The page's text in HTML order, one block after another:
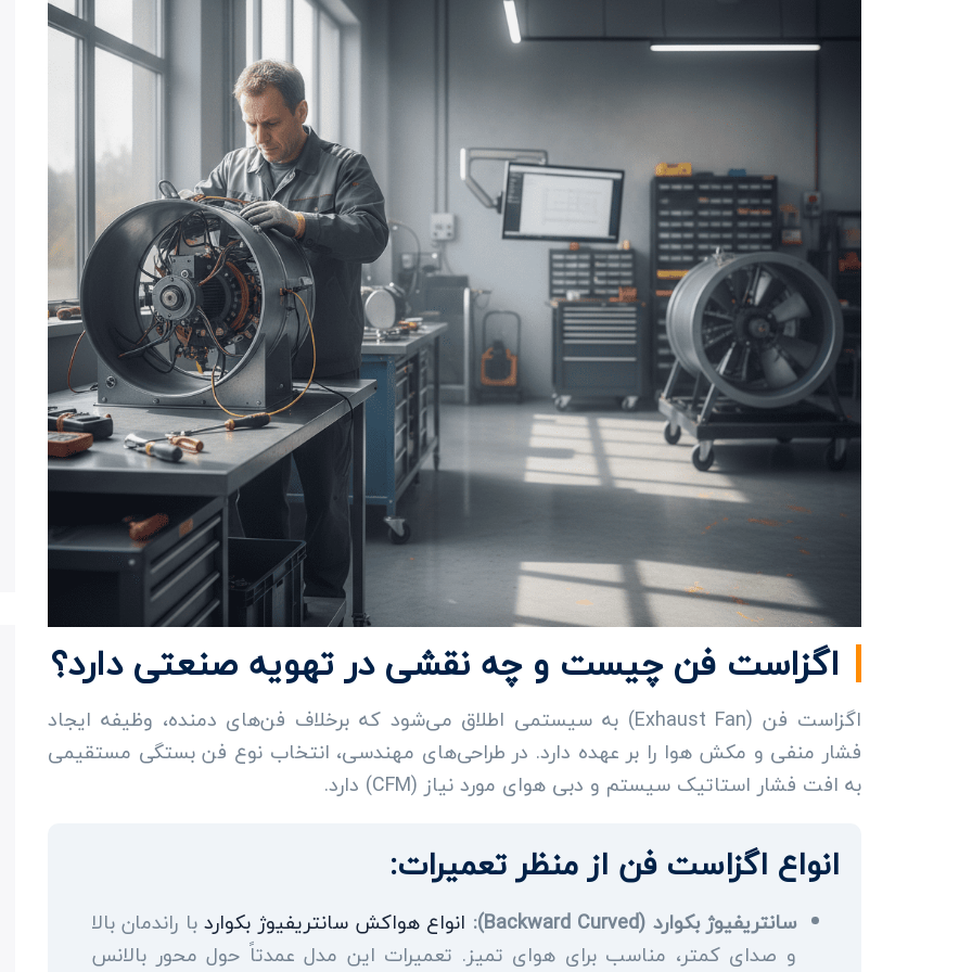
اگزاست فن چیست و چه نقشی در تهویه صنعتی دارد؟
اگزاست فن (Exhaust Fan) به سیستمی اطلاق می‌شود که برخلاف فن‌های دمنده، وظیفه ایجاد
فشار منفی و مکش هوا را بر عهده دارد. در طراحی‌های مهندسی، انتخاب نوع فن بستگی مستقیمی
به افت فشار استاتیک سیستم و دبی هوای مورد نیاز (CFM) دارد.
انواع اگزاست فن از منظر تعمیرات:
سانتریفیوژ بکوارد (Backward Curved): انواع هواکش سانتریفیوژ بکواردبا راندمان بالا
و صدای کمتر، مناسب برای هوای تمیز. تعمیرات این مدل عمدتاً حول محور بالانس